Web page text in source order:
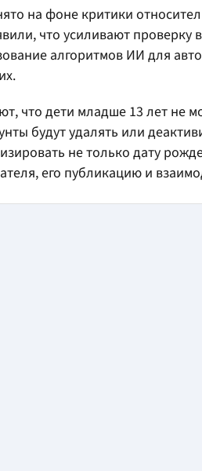
на фоне критики
что усиливают проверку
алгоритмов ИИ для
что дети младше 13 лет не
будут удалять или
не только дату
его публикацию и